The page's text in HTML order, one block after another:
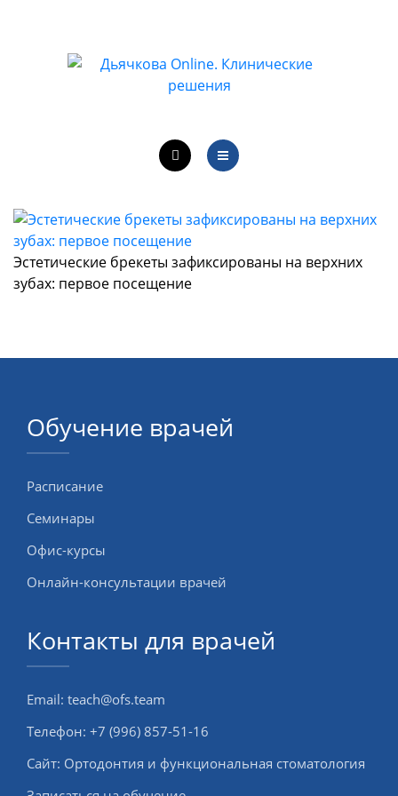
ЛЕЧЕБНАЯ ДЕЯТЕЛЬНОСТЬ
НОВОСТИ
ОБУЧЕНИЕ ВРАЧЕЙ
Эстетические брекеты зафиксированы на верхних
зубах: первое посещение
Обучение врачей
Расписание
Семинары
Офис-курсы
Онлайн-консультации врачей
Контакты для врачей
Email: teach@ofs.team
Телефон: +7 (996) 857-51-16
Сайт: Ортодонтия и функциональная стоматология